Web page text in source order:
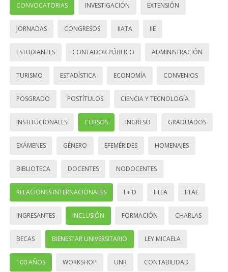
CONVOCATORIAS INVESTIGACIÓN EXTENSIÓN
JORNADAS CONGRESOS IIATA IIE
ESTUDIANTES CONTADOR PÚBLICO ADMINISTRACIÓN
TURISMO ESTADÍSTICA ECONOMÍA CONVENIOS
POSGRADO POSTÍTULOS CIENCIA Y TECNOLOGÍA
INSTITUCIONALES CURSOS INGRESO GRADUADOS
EXÁMENES GÉNERO EFEMÉRIDES HOMENAJES
BIBLIOTECA DOCENTES NODOCENTES
RELACIONES INTERNACIONALES I + D IITEA IITAE
INGRESANTES INCLUSIÓN FORMACIÓN CHARLAS
BECAS BIENESTAR UNIVERSITARIO LEY MICAELA
100 AÑOS WORKSHOP UNR CONTABILIDAD